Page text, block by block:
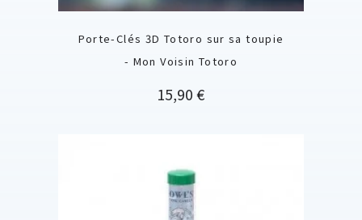
Porte-Clés 3D Totoro sur sa toupie
- Mon Voisin Totoro
Prix
15,90 €